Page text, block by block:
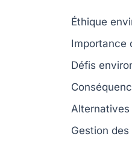
Éthique
Importance
Défis
Gestion